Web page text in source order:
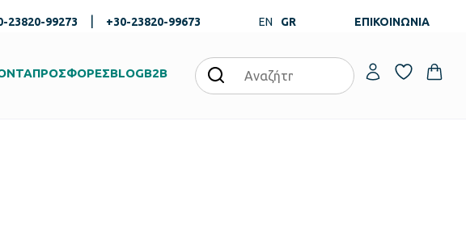
23820-99273 +30-23820-99673 EN GR ΕΠΙΚΟΙΝΩΝΙΑ
ΠΡΟΣΦΟΡΕΣBLOGB2B